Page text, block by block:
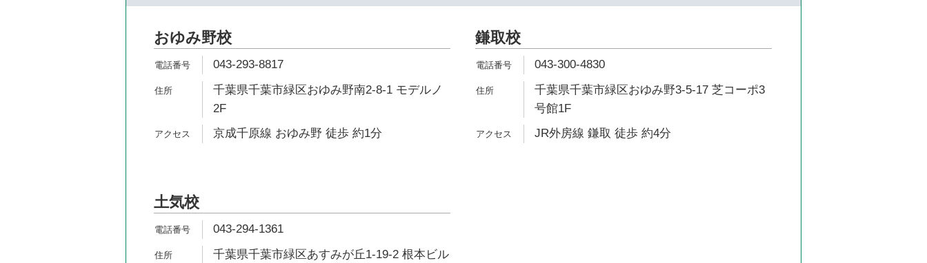
おゆみ野校
043-293-8817
千葉県千葉市緑区おゆみ野南2-8-1 モデルノ
2F
京成千原線 おゆみ野 徒歩 約1分
鎌取校
043-300-4830
千葉県千葉市緑区おゆみ野3-5-17 芝コーポ3
号館1F
JR外房線 鎌取 徒歩 約4分
土気校
043-294-1361
千葉県千葉市緑区あすみが丘1-19-2 根本ビル